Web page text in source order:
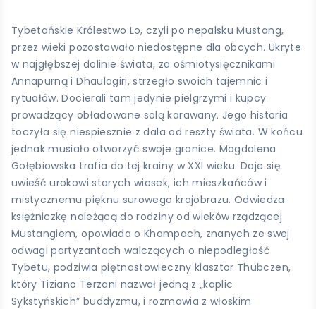
Tybetańskie Królestwo Lo, czyli po nepalsku Mustang,
przez wieki pozostawało niedostępne dla obcych. Ukryte
w najgłębszej dolinie świata, za ośmiotysięcznikami
Annapurną i Dhaulagiri, strzegło swoich tajemnic i
rytuałów. Docierali tam jedynie pielgrzymi i kupcy
prowadzący obładowane solą karawany. Jego historia
toczyła się niespiesznie z dala od reszty świata. W końcu
jednak musiało otworzyć swoje granice. Magdalena
Gołębiowska trafia do tej krainy w XXI wieku. Daje się
uwieść urokowi starych wiosek, ich mieszkańców i
mistycznemu pięknu surowego krajobrazu. Odwiedza
księżniczkę należącą do rodziny od wieków rządzącej
Mustangiem, opowiada o Khampach, znanych ze swej
odwagi partyzantach walczących o niepodległość
Tybetu, podziwia piętnastowieczny klasztor Thubczen,
który Tiziano Terzani nazwał jedną z „kaplic
Sykstyńskich” buddyzmu, i rozmawia z włoskim